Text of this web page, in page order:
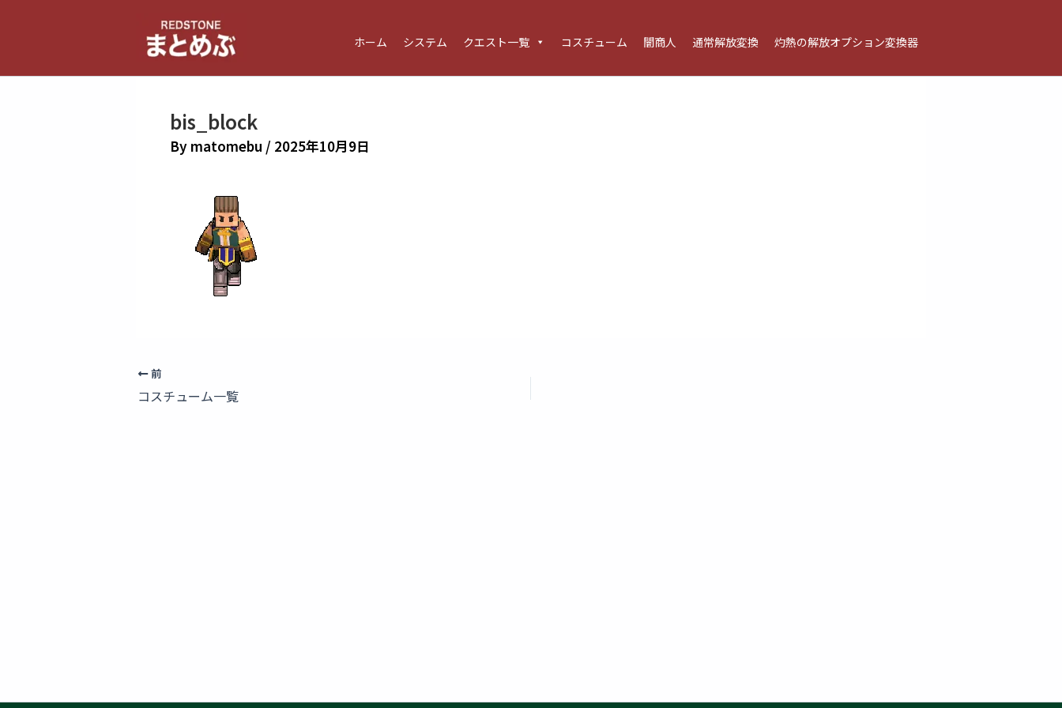
ス
ホーム システム クエスト一覧 コスチューム 闇商人 通常解放変換 灼熱の解放オプション変換器
bis_block
By matomebu / 2025年10月9日
前
コスチューム一覧